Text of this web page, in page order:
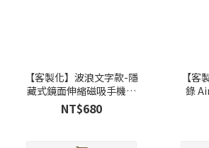
【客製化】波浪文字款-隱
藏式鏡面伸縮磁吸手機支
架 (支援Magsafe)
NT$680
【客
錄